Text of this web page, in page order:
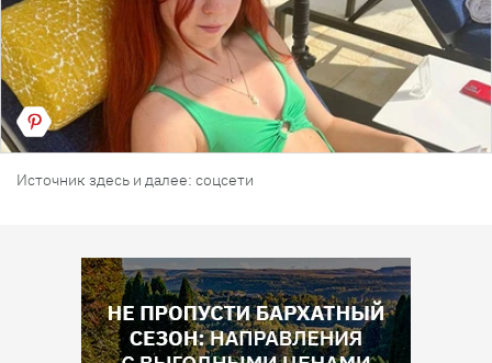
Источник здесь и далее: соцсети